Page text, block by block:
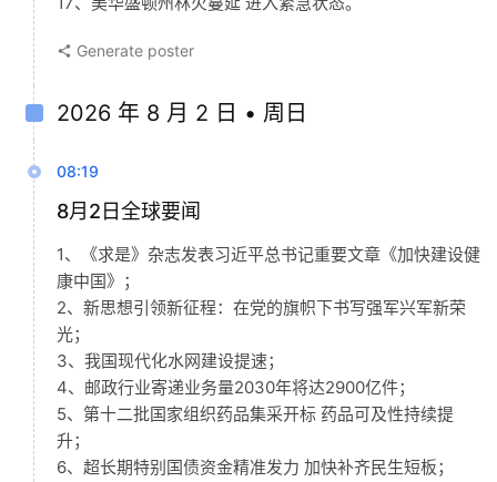
Generate poster
2026 年 8 月 2 日 • 周日
08:19
8月2日全球要闻
1、《求是》杂志发表习近平总书记重要文章《加快建设健
康中国》；
2、新思想引领新征程：在党的旗帜下书写强军兴军新荣
光；
3、我国现代化水网建设提速；
4、邮政行业寄递业务量2030年将达2900亿件；
5、第十二批国家组织药品集采开标 药品可及性持续提
升；
6、超长期特别国债资金精准发力 加快补齐民生短板；